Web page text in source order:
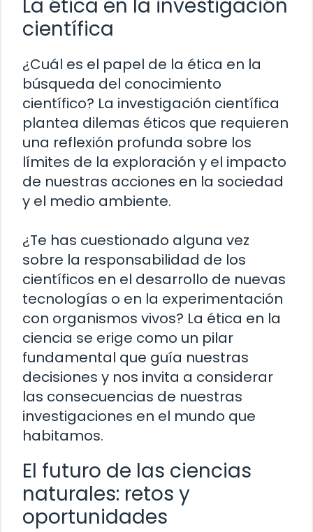
La ética en la investigación
científica
¿Cuál es el papel de la ética en la
búsqueda del conocimiento
científico? La investigación científica
plantea dilemas éticos que requieren
una reflexión profunda sobre los
límites de la exploración y el impacto
de nuestras acciones en la sociedad
y el medio ambiente.
¿Te has cuestionado alguna vez
sobre la responsabilidad de los
científicos en el desarrollo de nuevas
tecnologías o en la experimentación
con organismos vivos? La ética en la
ciencia se erige como un pilar
fundamental que guía nuestras
decisiones y nos invita a considerar
las consecuencias de nuestras
investigaciones en el mundo que
habitamos.
El futuro de las ciencias
naturales: retos y
oportunidades